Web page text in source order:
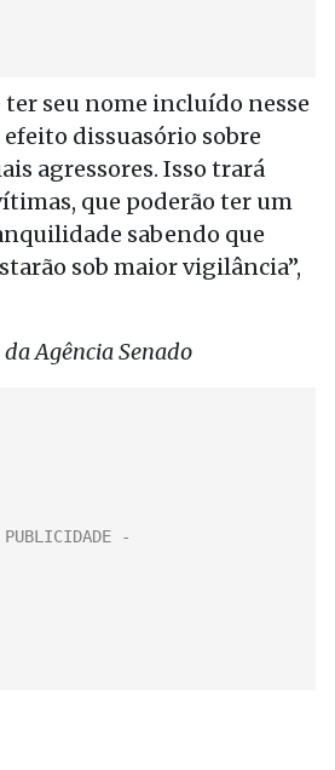
ter seu nome incluído nesse
dissuasório sobre
agressores. Isso trará
que poderão ter um
sabendo que
sob maior vigilância”,
Agência Senado